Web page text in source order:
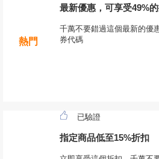
熱門
最新優惠，可享受49%
千萬不要錯過這個最新的優
券代碼
已驗證
指定商品低至15%折扣